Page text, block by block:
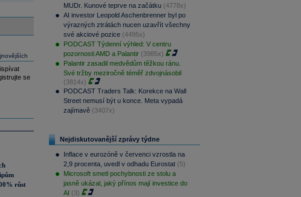
se
růst
MUDr. Kunové teprve na začátku (4778x)
AI investor Leopold Aschenbrenner byl po
výrazných ztrátách nucen uzavřít všechny
své akciové pozice (4495x)
PODCAST Týdenní výhled: V centru
pozornosti AMD a Palantir (3985x)
Palantir zasadil medvědům těžkou ránu.
Své tržby meziročně téměř zdvojnásobil
(3814x)
PODCAST Traders Talk: Korekce na Wall
Street nemusí být u konce. Meta vypadá
zajímavě (3407x)
Nejdiskutovanější zprávy týdne
Inflace v eurozóně v červenci vzrostla na
2,9 procenta, uvedl v odhadu Eurostat (5)
Microsoft smetl pochybnosti ze stolu a
jasně ukázal, jaký přínos mají investice do
AI (3)